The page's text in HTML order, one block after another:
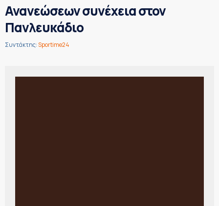
Ανανεώσεων συνέχεια στον
Πανλευκάδιο
Συντάκτης:Sportime24